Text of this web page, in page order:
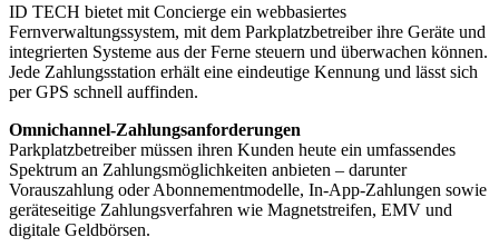
ID TECH bietet mit Concierge ein webbasiertes
Fernverwaltungssystem, mit dem Parkplatzbetreiber ihre Geräte und
integrierten Systeme aus der Ferne steuern und überwachen können.
Jede Zahlungsstation erhält eine eindeutige Kennung und lässt sich
per GPS schnell auffinden.
Omnichannel-Zahlungsanforderungen
Parkplatzbetreiber müssen ihren Kunden heute ein umfassendes
Spektrum an Zahlungsmöglichkeiten anbieten – darunter
Vorauszahlung oder Abonnementmodelle, In-App-Zahlungen sowie
geräteseitige Zahlungsverfahren wie Magnetstreifen, EMV und
digitale Geldbörsen.